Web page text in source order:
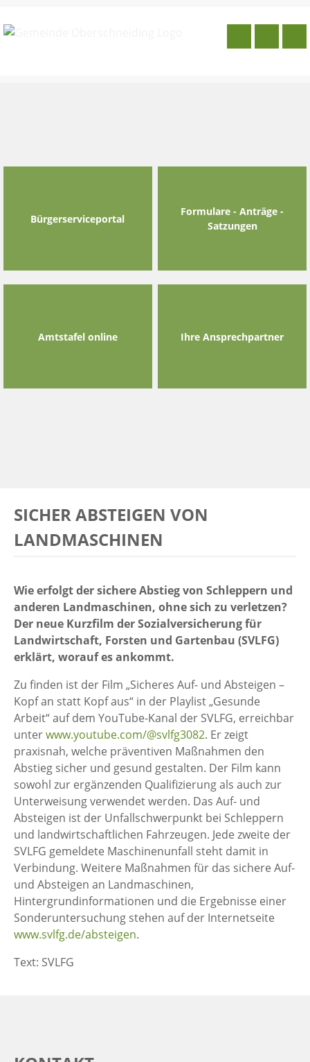
Bürgerserviceportal
Formulare - Anträge -
Satzungen
Amtstafel online Ihre Ansprechpartner
SICHER ABSTEIGEN VON
LANDMASCHINEN
Wie erfolgt der sichere Abstieg von Schleppern und
anderen Landmaschinen, ohne sich zu verletzen?
Der neue Kurzfilm der Sozialversicherung für
Landwirtschaft, Forsten und Gartenbau (SVLFG)
erklärt, worauf es ankommt.
Zu finden ist der Film „Sicheres Auf- und Absteigen –
Kopf an statt Kopf aus“ in der Playlist „Gesunde
Arbeit“ auf dem YouTube-Kanal der SVLFG, erreichbar
unterwww.youtube.com/@svlfg3082. Er zeigt
praxisnah, welche präventiven Maßnahmen den
Abstieg sicher und gesund gestalten. Der Film kann
sowohl zur ergänzenden Qualifizierung als auch zur
Unterweisung verwendet werden. Das Auf- und
Absteigen ist der Unfallschwerpunkt bei Schleppern
und landwirtschaftlichen Fahrzeugen. Jede zweite der
SVLFG gemeldete Maschinenunfall steht damit in
Verbindung. Weitere Maßnahmen für das sichere Auf-
und Absteigen an Landmaschinen,
Hintergrundinformationen und die Ergebnisse einer
Sonderuntersuchung stehen auf der Internetseite
www.svlfg.de/absteigen.
Text: SVLFG